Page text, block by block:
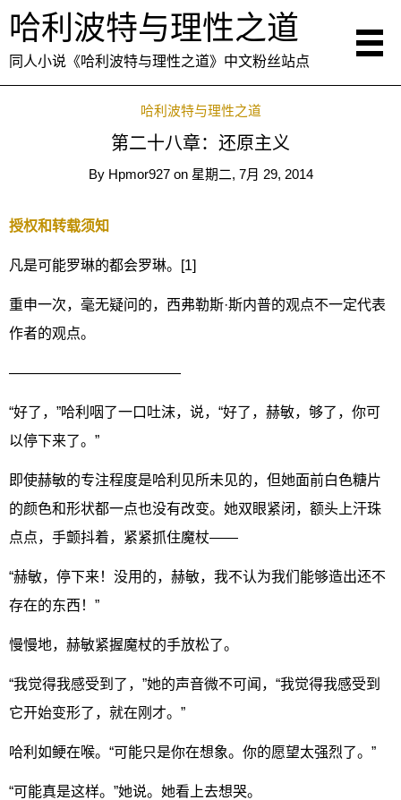
哈利波特与理性之道
同人小说《哈利波特与理性之道》中文粉丝站点
哈利波特与理性之道
第二十八章：还原主义
By Hpmor927 on 星期二, 7月 29, 2014
授权和转载须知
凡是可能罗琳的都会罗琳。[1]
重申一次，毫无疑问的，西弗勒斯·斯内普的观点不一定代表
作者的观点。
————————————
“好了，”哈利咽了一口吐沫，说，“好了，赫敏，够了，你可
以停下来了。”
即使赫敏的专注程度是哈利见所未见的，但她面前白色糖片
的颜色和形状都一点也没有改变。她双眼紧闭，额头上汗珠
点点，手颤抖着，紧紧抓住魔杖——
“赫敏，停下来！没用的，赫敏，我不认为我们能够造出还不
存在的东西！”
慢慢地，赫敏紧握魔杖的手放松了。
“我觉得我感受到了，”她的声音微不可闻，“我觉得我感受到
它开始变形了，就在刚才。”
哈利如鲠在喉。“可能只是你在想象。你的愿望太强烈了。”
“可能真是这样。”她说。她看上去想哭。